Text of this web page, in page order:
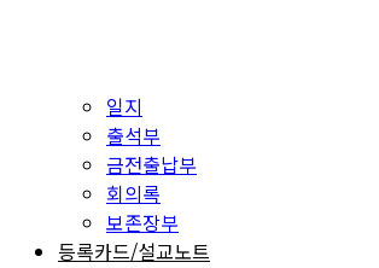
일지
출석부
금전출납부
회의록
보존장부
등록카드/설교노트